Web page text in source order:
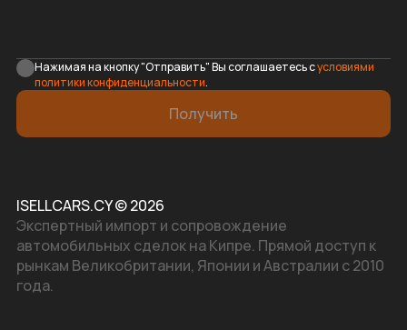
Нажимая на кнопку "Отправить" Вы соглашаетесь сусловиями
политики конфиденциальности.
Получить
ISELLCARS.CY © 2026
Экспертный импорт и сопровождение
автомобильных сделок на Кипре. Прямой доступ к
рынкам Великобритании, Японии и Австралии с 2010
года.